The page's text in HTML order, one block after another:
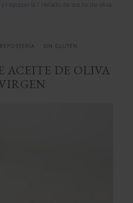
y repostería Helado de aceite de oliva virgen
SIN GLUTEN
ACEITE DE OLIVA